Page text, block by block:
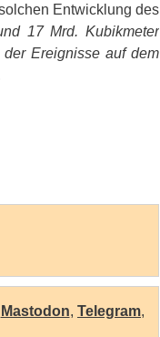
Entwicklung des
17 Mrd. Kubikmeter
Ereignisse auf dem
Mastodon, Telegram,